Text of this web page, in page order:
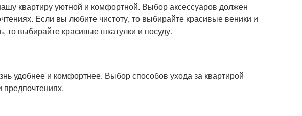
квартиру уютной и комфортной. Выбор аксессуаров должен
Если вы любите чистоту, то выбирайте красивые веники и
то выбирайте красивые шкатулки и посуду.
удобнее и комфортнее. Выбор способов ухода за квартирой